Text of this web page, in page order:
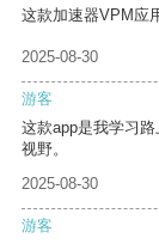
这款加速器VPM应
2025-08-30
游客
这款app是我学习
视野。
2025-08-30
游客